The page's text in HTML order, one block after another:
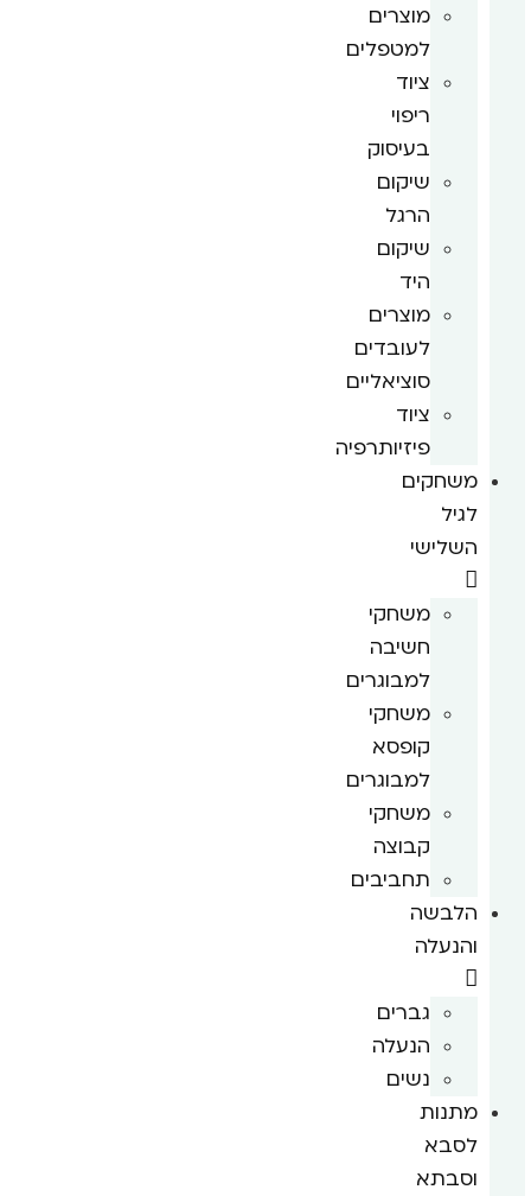
מוצרים
למטפלים
ציוד
ריפוי
בעיסוק
שיקום
הרגל
שיקום
היד
מוצרים
לעובדים
סוציאליים
ציוד
פיזיותרפיה
משחקים
לגיל
השלישי
משחקי
חשיבה
למבוגרים
משחקי
קופסא
למבוגרים
משחקי
קבוצה
תחביבים
הלבשה
והנעלה
גברים
הנעלה
נשים
מתנות
לסבא
וסבתא